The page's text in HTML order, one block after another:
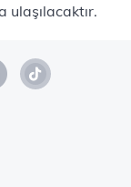
ulaşılacaktır.